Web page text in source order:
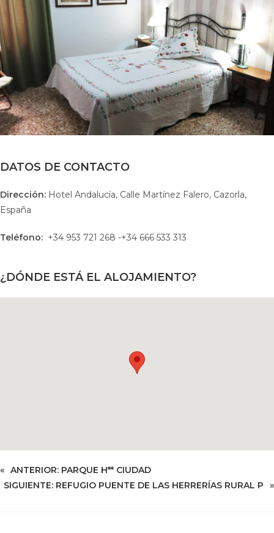
DATOS DE CONTACTO
Dirección: Hotel Andalucía, Calle Martínez Falero, Cazorla,
España
Teléfono: +34 953 721 268 -+34 666 533 313
¿DÓNDE ESTÁ EL ALOJAMIENTO?
« ANTERIOR: PARQUE H** CIUDAD
SIGUIENTE: REFUGIO PUENTE DE LAS HERRERÍAS RURAL P »